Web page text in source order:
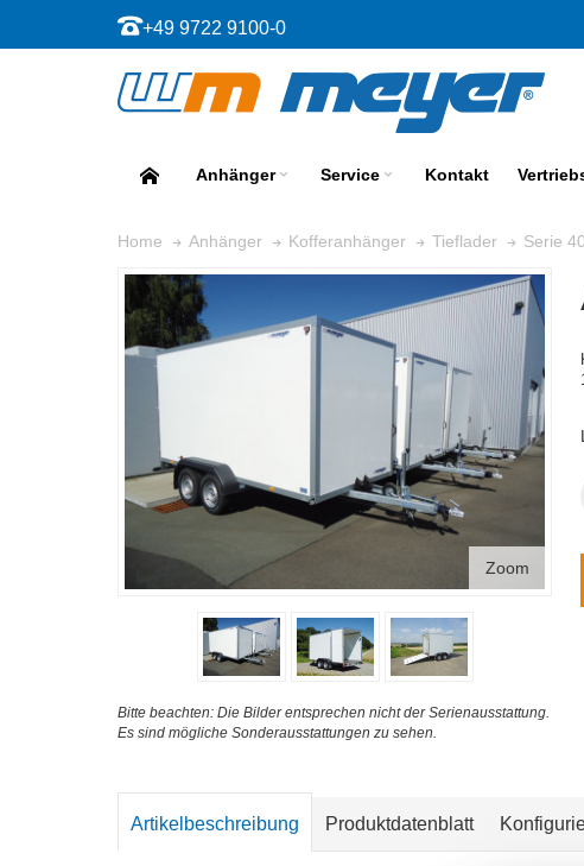
+49 9722 9100-0
Anhänger Service Kontakt
Home Anhänger Kofferanhänger Tieflader Serie 40
Zoom
Bitte beachten: Die Bilder entsprechen nicht der Serienausstattung.
Es sind mögliche Sonderausstattungen zu sehen.
Artikelbeschreibung Produktdatenblatt